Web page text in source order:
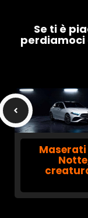
Se ti è
perdiamoci
Maserati